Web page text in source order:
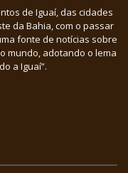
de Iguaí, das cidades
da Bahia, com o passar
fonte de notícias sobre
mundo, adotando o lema
a Iguaí”.